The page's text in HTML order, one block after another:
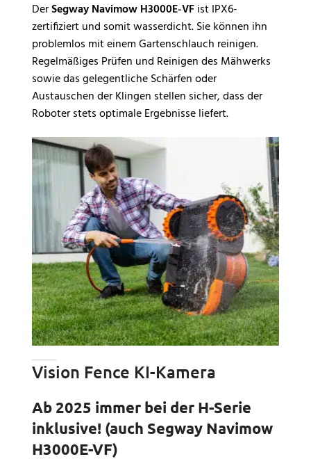
DerSegway Navimow H3000E-VFist IPX6-
zertifiziert und somit wasserdicht. Sie können ihn
problemlos mit einem Gartenschlauch reinigen.
Regelmäßiges Prüfen und Reinigen des Mähwerks
sowie das gelegentliche Schärfen oder
Austauschen der Klingen stellen sicher, dass der
Roboter stets optimale Ergebnisse liefert.
Vision Fence KI-Kamera
Ab 2025 immer bei der H-Serie
inklusive! (auch Segway Navimow
H3000E-VF)